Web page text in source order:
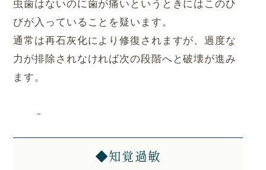
虫歯はないのに歯が痛いというときにはこのひ
びが入っていることを疑います。
通常は再石灰化により修復されますが、過度な
力が排除されなければ次の段階へと破壊が進み
ます。
◆知覚過敏